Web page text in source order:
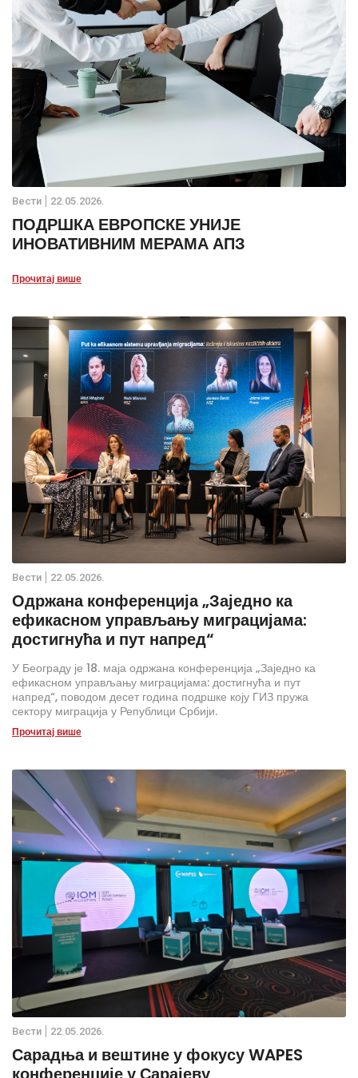
Вести 22.05.2026.
ПОДРШКА ЕВРОПСКЕ УНИЈЕ
ИНОВАТИВНИМ МЕРАМА АПЗ
Прочитај више
Вести 22.05.2026.
Одржана конференција „Заједно ка
ефикасном управљању миграцијама:
достигнућа и пут напред“
У Београду је 18. маја одржана конференција „Заједно ка
ефикасном управљању миграцијама: достигнућа и пут
напред“, поводом десет година подршке коју ГИЗ пружа
сектору миграција у Републици Србији.
Прочитај више
Вести 22.05.2026.
Сарадња и вештине у фокусу WAPES